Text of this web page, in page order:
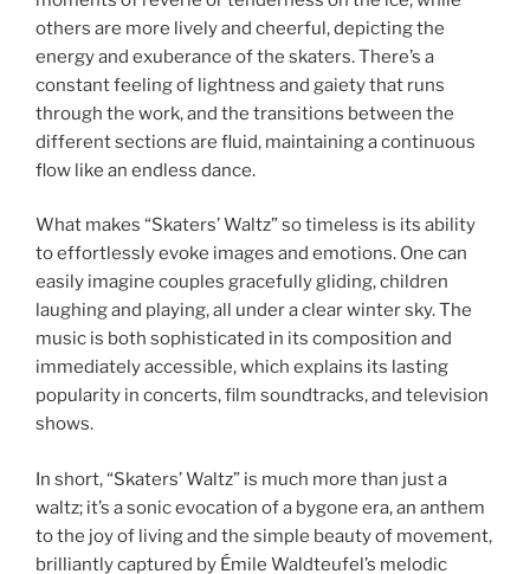
others are more lively and cheerful, depicting the
energy and exuberance of the skaters. There’s a
constant feeling of lightness and gaiety that runs
through the work, and the transitions between the
different sections are fluid, maintaining a continuous
flow like an endless dance.
What makes “Skaters’ Waltz” so timeless is its ability
to effortlessly evoke images and emotions. One can
easily imagine couples gracefully gliding, children
laughing and playing, all under a clear winter sky. The
music is both sophisticated in its composition and
immediately accessible, which explains its lasting
popularity in concerts, film soundtracks, and television
shows.
In short, “Skaters’ Waltz” is much more than just a
waltz; it’s a sonic evocation of a bygone era, an anthem
to the joy of living and the simple beauty of movement,
brilliantly captured by Émile Waldteufel’s melodic